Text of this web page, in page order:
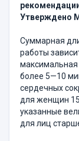
Утверждено
Суммарная
работы
максимальная
более 5—10
сердечных
для женщин
указанные
для лиц